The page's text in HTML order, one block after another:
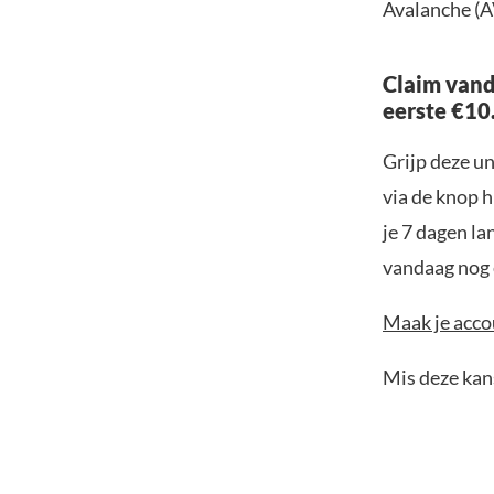
Avalanche
Claim
eerste
Grijp deze
via de knop
je 7 dagen
vandaag
Maak je
Mis deze